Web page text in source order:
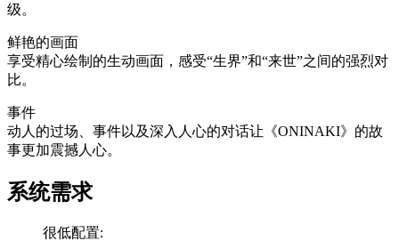
级。
鲜艳的画面
享受精心绘制的生动画面，感受“生界”和“来世”之间的强烈对
比。
事件
动人的过场、事件以及深入人心的对话让《ONINAKI》的故
事更加震撼人心。
系统需求
很低配置: